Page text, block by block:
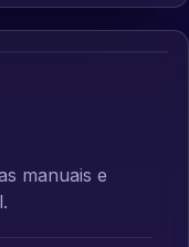
manuais e